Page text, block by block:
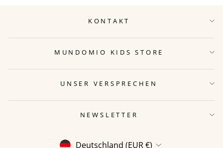
KONTAKT
MUNDOMIO KIDS STORE
UNSER VERSPRECHEN
NEWSLETTER
Deutschland (EUR €)